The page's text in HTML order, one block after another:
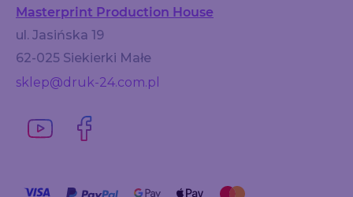
Masterprint Production House
ul. Jasińska 19
62-025 Siekierki Małe
sklep@druk-24.com.pl